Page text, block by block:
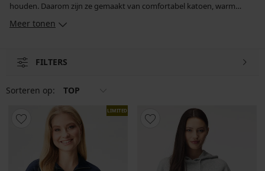
houden. Daarom zijn ze gemaakt van comfortabel katoen, warm
dankzij hun bijzondere eigenschappen op betrouwbare wijze vocht
op. Het assortiment omvat basismodellen die geschikt zijn voor
over, zelfs als je liever iets draagt dat je over je hoofd heen aandoet, of
Meer tonen
FILTERS
Sorteren op: TOP
LIMITED